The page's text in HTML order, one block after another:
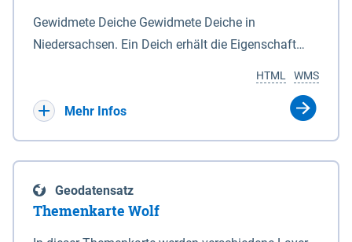
Gewidmete Deiche Gewidmete Deiche in
Niedersachsen. Ein Deich erhält die Eigenschaft
Deichbehörde durch Verordnung ausspricht. Für
enthalten. Sperrwerke Sperrwerke sind Bauwerke
mit Sperrvorrichtungen in Tidegewässern, die dem
WMS
HTML
Mehr Infos
Geodatensatz
Themenkarte Wolf